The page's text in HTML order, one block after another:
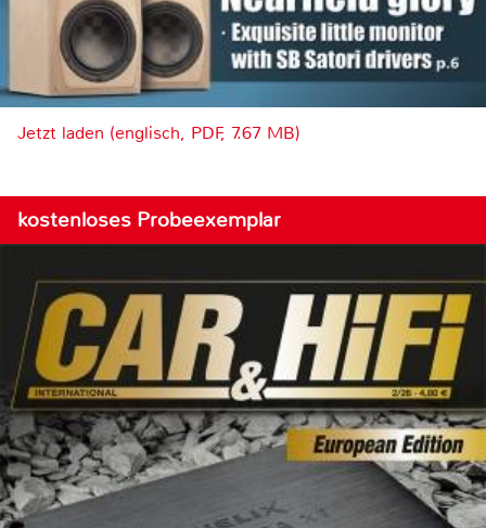
Jetzt laden (englisch, PDF, 7.67 MB)
kostenloses Probeexemplar